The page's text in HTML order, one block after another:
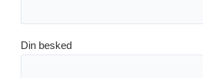
Din besked